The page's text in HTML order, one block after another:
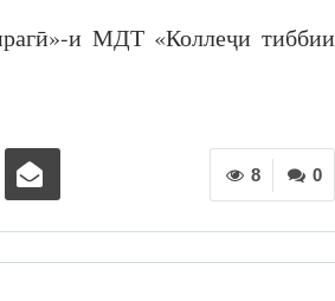
и МДТ «Коллеҷи тиббии
0
8